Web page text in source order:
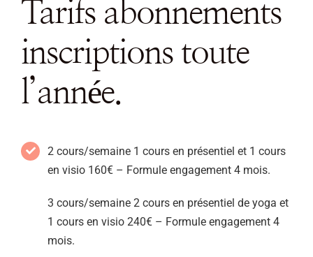
Tarifs abonnements
inscriptions toute
l’année.
2 cours/semaine 1 cours en présentiel et 1 cours
en visio 160€ – Formule engagement 4 mois.
3 cours/semaine 2 cours en présentiel de yoga et
1 cours en visio 240€ – Formule engagement 4
mois.